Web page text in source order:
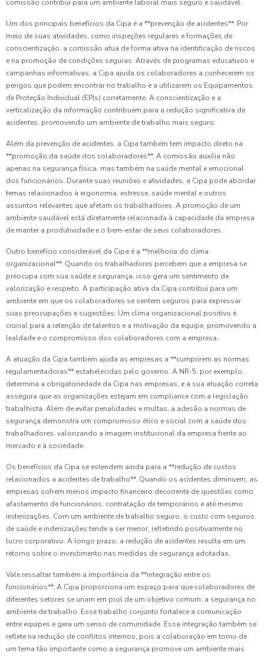
comissão contribui para um ambiente laboral mais seguro e saudável.
Um dos principais benefícios da Cipa é a **prevenção de acidentes**. Por
meio de suas atividades, como inspeções regulares e formações de
conscientização, a comissão atua de forma ativa na identificação de riscos
e na promoção de condições seguras. Através de programas educativos e
campanhas informativas, a Cipa ajuda os colaboradores a conhecerem os
perigos que podem encontrar no trabalho e a utilizarem os Equipamentos
de Proteção Individual (EPIs) corretamente. A conscientização e a
verticalização da informação contribuem para a redução significativa de
acidentes, promovendo um ambiente de trabalho mais seguro.
Além da prevenção de acidentes, a Cipa também tem impacto direto na
**promoção da saúde dos colaboradores**. A comissão auxilia não
apenas na segurança física, mas também na saúde mental e emocional
dos funcionários. Durante suas reuniões e atividades, a Cipa pode abordar
temas relacionados à ergonomia, estresse, saúde mental e outros
assuntos relevantes que afetam os trabalhadores. A promoção de um
ambiente saudável está diretamente relacionada à capacidade da empresa
de manter a produtividade e o bem-estar de seus colaboradores.
Outro benefício considerável da Cipa é a **melhoria do clima
organizacional**. Quando os trabalhadores percebem que a empresa se
preocupa com sua saúde e segurança, isso gera um sentimento de
valorização e respeito. A participação ativa da Cipa contribui para um
ambiente em que os colaboradores se sentem seguros para expressar
suas preocupações e sugestões. Um clima organizacional positivo é
crucial para a retenção de talentos e a motivação da equipe, promovendo a
lealdade e o compromisso dos colaboradores com a empresa.
A atuação da Cipa também ajuda as empresas a **cumprirem as normas
regulamentadoras** estabelecidas pelo governo. A NR-5, por exemplo,
determina a obrigatoriedade da Cipa nas empresas, e a sua atuação correta
assegura que as organizações estejam em compliance com a legislação
trabalhista. Além de evitar penalidades e multas, a adesão a normas de
segurança demonstra um compromisso ético e social com a saúde dos
trabalhadores, valorizando a imagem institucional da empresa frente ao
mercado e à sociedade.
Os benefícios da Cipa se estendem ainda para a **redução de custos
relacionados a acidentes de trabalho**. Quando os acidentes diminuem, as
empresas sofrem menos impacto financeiro decorrente de questões como
afastamento de funcionários, contratação de temporários e até mesmo
indenizações. Com um ambiente de trabalho seguro, o custo com seguros
de saúde e indenizações tende a ser menor, refletindo positivamente no
lucro corporativo. A longo prazo, a redução de acidentes resulta em um
retorno sobre o investimento nas medidas de segurança adotadas.
Vale ressaltar também a importância da **integração entre os
funcionários**. A Cipa proporciona um espaço para que colaboradores de
diferentes setores se unam em prol de um objetivo comum: a segurança no
ambiente de trabalho. Esse trabalho conjunto fortalece a comunicação
entre equipes e gera um senso de comunidade. Essa integração também se
reflete na redução de conflitos internos, pois a colaboração em torno de
um tema tão importante como a segurança promove um ambiente mais